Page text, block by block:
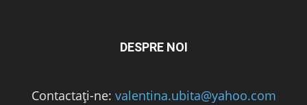
DESPRE NOI
Contactați-ne: valentina.ubita@yahoo.com